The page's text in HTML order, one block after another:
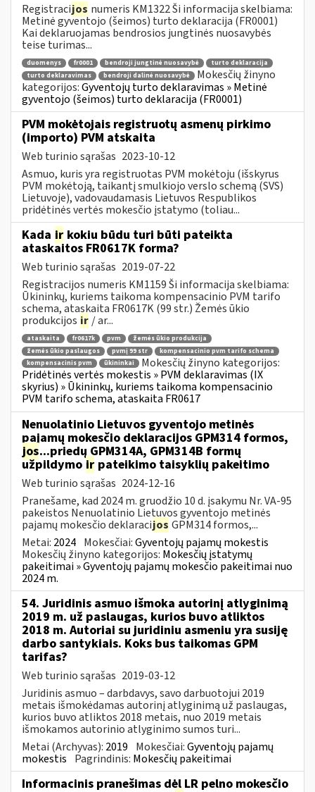
Registracijos numeris KM1322 Ši informacija skelbiama:
Metinė gyventojo (šeimos) turto deklaracija (FR0001)
Kai deklaruojamas bendrosios jungtinės nuosavybės
teise turimas...
duomenys fr0001 bendroji jungtinė nuosavybė
turto deklaracija
turto deklaravimas
bendroji dalinė nuosavybė
Mokesčių žinyno
kategorijos:Gyventojų turto deklaravimas » Metinė
gyventojo (šeimos) turto deklaracija (FR0001)
PVM mokėtojais registruotų asmenų pirkimo
(importo) PVM atskaita
Web turinio sąrašas 2023-10-12
Asmuo, kuris yra registruotas PVM mokėtoju (išskyrus
PVM mokėtoją, taikantį smulkiojo verslo schemą (SVS)
Lietuvoje), vadovaudamasis Lietuvos Respublikos
pridėtinės vertės mokesčio įstatymo (toliau...
Kada ir kokiu būdu turi būti pateikta
ataskaitos FR0617K forma?
Web turinio sąrašas 2019-07-22
Registracijos numeris KM1159 Ši informacija skelbiama:
Ūkininkų, kuriems taikoma kompensacinio PVM tarifo
schema, ataskaita FR0617K (99 str.) Žemės ūkio
produkcijos ir / ar...
ataskaita fr0617k pvm
žemės ūkio produkcija
žemės ūkio paslaugos
pvmį 99 str
kompensacinio pvm tarifo schema
kompensacinis pvm
ūkininkai
Mokesčių žinyno kategorijos:
Pridėtinės vertės mokestis » PVM deklaravimas (IX
skyrius) » Ūkininkų, kuriems taikoma kompensacinio
PVM tarifo schema, ataskaita FR0617
Nenuolatinio Lietuvos gyventojo metinės
pajamų mokesčio deklaracijos GPM314 formos,
jos...priedų GPM314A, GPM314B formų
užpildymo ir pateikimo taisyklių pakeitimo
Web turinio sąrašas 2024-12-16
Pranešame, kad 2024 m. gruodžio 10 d. įsakymu Nr. VA-95
pakeistos Nenuolatinio Lietuvos gyventojo metinės
pajamų mokesčio deklaracijos GPM314 formos,...
Metai: 2024 Mokesčiai:Gyventojų pajamų mokestis
Mokesčių žinyno kategorijos: Mokesčių įstatymų
pakeitimai » Gyventojų pajamų mokesčio pakeitimai nuo
2024 m.
54. Juridinis asmuo išmoka autorinį atlyginimą
2019 m. už paslaugas, kurios buvo atliktos
2018 m. Autoriai su juridiniu asmeniu yra susiję
darbo santykiais. Koks bus taikomas GPM
tarifas?
Web turinio sąrašas 2019-03-12
Juridinis asmuo – darbdavys, savo darbuotojui 2019
metais išmokėdamas autorinį atlyginimą už paslaugas,
kurios buvo atliktos 2018 metais, nuo 2019 metais
išmokamos autorinio atlyginimo sumos turi...
Metai (Archyvas): 2019 Mokesčiai:Gyventojų pajamų
mokestis Pagrindinis: Mokesčių pakeitimai
Informacinis pranešimas dėl LR pelno mokesčio